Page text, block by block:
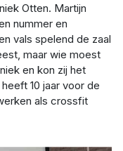
Otten. Martijn
nummer en
vals spelend de zaal
maar wie moest
en kon zij het
10 jaar voor de
als crossfit